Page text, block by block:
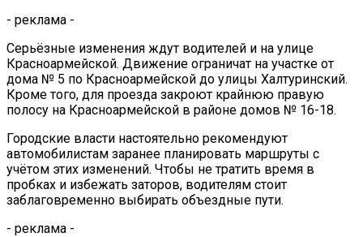
- реклама -
Серьёзные изменения ждут водителей и на улице
Красноармейской. Движение ограничат на участке от
дома № 5 по Красноармейской до улицы Халтуринский.
Кроме того, для проезда закроют крайнюю правую
полосу на Красноармейской в районе домов № 16-18.
Городские власти настоятельно рекомендуют
автомобилистам заранее планировать маршруты с
учётом этих изменений. Чтобы не тратить время в
пробках и избежать заторов, водителям стоит
заблаговременно выбирать объездные пути.
- реклама -